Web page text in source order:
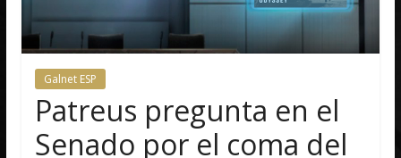
Galnet ESP
Patreus pregunta en el
Senado por el coma del